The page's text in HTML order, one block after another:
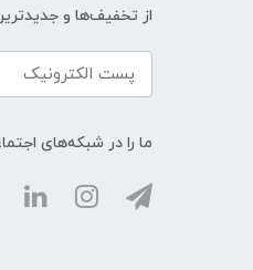
از تخفیف‌ها و
ما را در شبکه‌های